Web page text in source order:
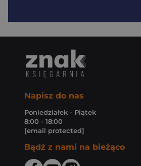
Napisz do nas
Poniedziałek - Piątek
8:00 - 18:00
[email protected]
Bądź z nami na bieżąco